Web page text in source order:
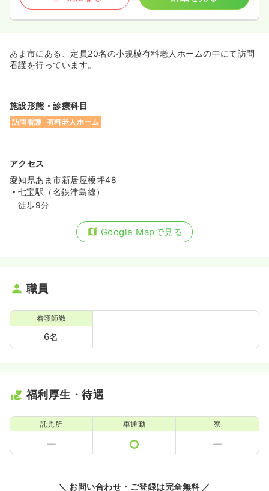
あま市にある、定員20名の小規模有料老人ホームの中にて訪問
看護を行っています。
施設形態・診療科目
訪問看護 有料老人ホーム
アクセス
愛知県あま市新居屋榎坪48
七宝駅（名鉄津島線）
徒歩9分
Google Mapで見る
職員
看護師数
6名
福利厚生・待遇
託児所 車通勤 寮
＼ お問い合わせ・ご登録は完全無料 ／